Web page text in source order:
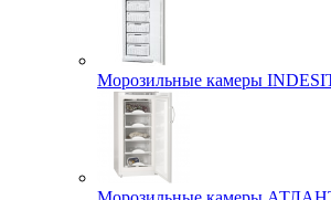
Морозильные камеры